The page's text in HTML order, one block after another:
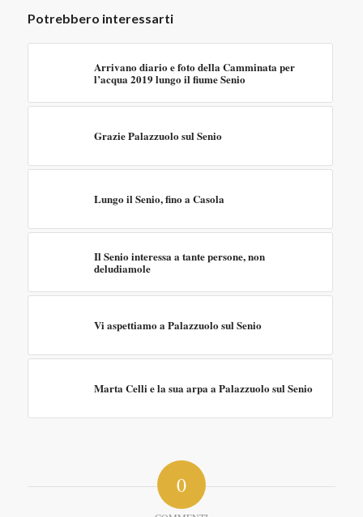
Potrebbero interessarti
Arrivano diario e foto della Camminata per
l’acqua 2019 lungo il fiume Senio
Grazie Palazzuolo sul Senio
Lungo il Senio, fino a Casola
Il Senio interessa a tante persone, non
deludiamole
Vi aspettiamo a Palazzuolo sul Senio
Marta Celli e la sua arpa a Palazzuolo sul Senio
0